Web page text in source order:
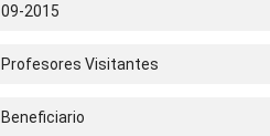
09-2015
Profesores Visitantes
Beneficiario